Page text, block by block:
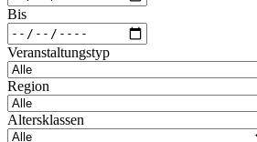
Bis
Veranstaltungstyp
Region
Altersklassen